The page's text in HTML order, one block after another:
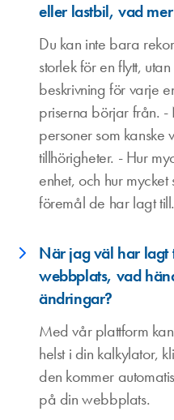
eller lastbil, vad
Du kan inte bara
storlek för en flytt,
beskrivning för varje
priserna börjar från.
personer som kanske
tillhörigheter. - Hur
enhet, och hur
föremål de har lagt till.
När jag väl har lagt
webbplats, vad
ändringar?
Med vår plattform
helst i din kalkylator,
den kommer
på din webbplats.